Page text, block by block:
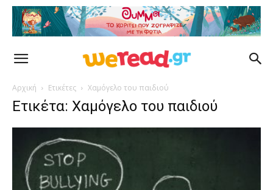
Αρχική Ετικέτες Χαμόγελο του παιδιού
Ετικέτα: Χαμόγελο του παιδιού